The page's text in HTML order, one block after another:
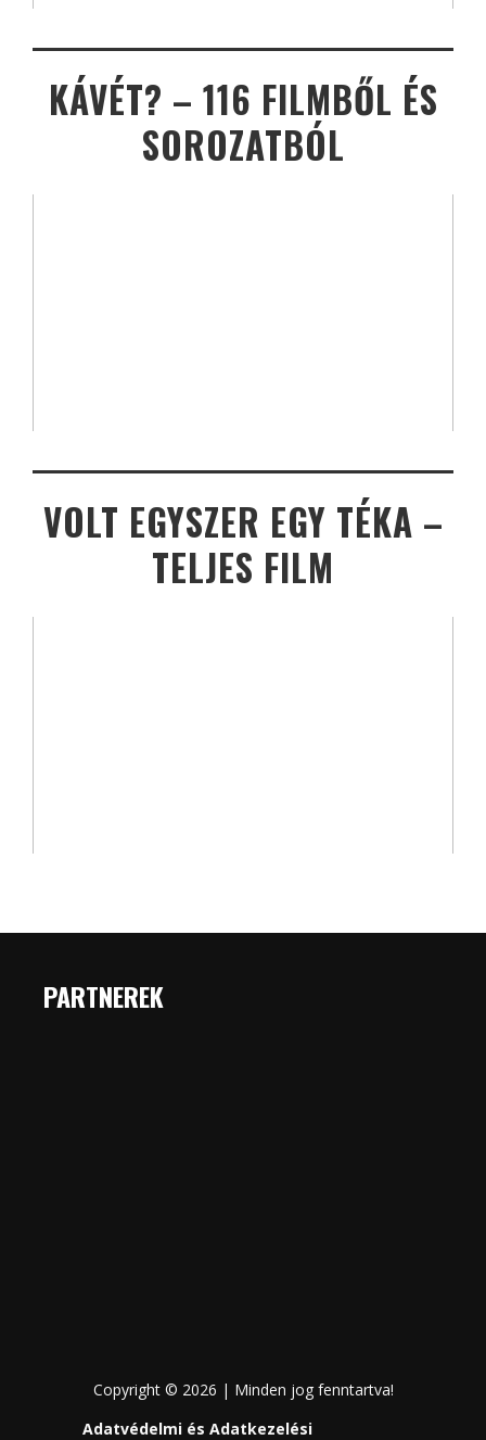
KÁVÉT? – 116 FILMBŐL ÉS
SOROZATBÓL
VOLT EGYSZER EGY TÉKA –
TELJES FILM
PARTNEREK
Copyright © 2026 | Minden jog fenntartva!
Adatvédelmi és Adatkezelési